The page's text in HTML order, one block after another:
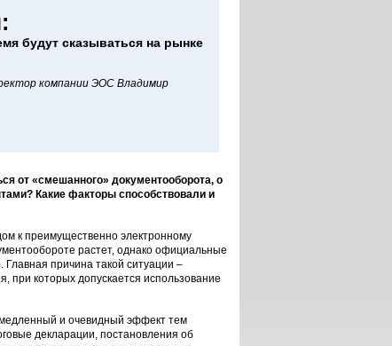
будут сказываться на рынке
компании ЭОС Владимир
от «смешанного» документооборота, о
Какие факторы способствовали и
к преимущественно электронному
растет, однако официальные
причина такой ситуации –
при которых допускается использование
и очевидный эффект тем
декларации, постановления об